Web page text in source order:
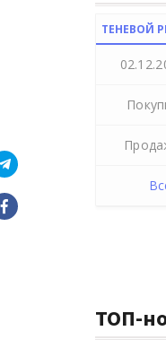
ТЕНЕВОЙ
ТОП-